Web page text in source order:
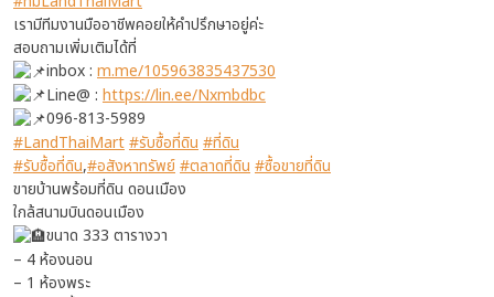
เรามีทีมงานมืออาชีพคอยให้คำปรึกษาอยู่ค่ะ
สอบถามเพิ่มเติมได้ที่
inbox : m.me/105963835437530
Line@ : https://lin.ee/Nxmbdbc
096-813-5989
#LandThaiMart#รับซื้อที่ดิน #ที่ดิน
#รับซื้อที่ดิน,#อสังหาทรัพย์#ตลาดที่ดิน #ซื้อขายที่ดิน
ขายบ้านพร้อมที่ดิน ดอนเมือง
ใกล้สนามบินดอนเมือง
ขนาด 333 ตารางวา
– 4 ห้องนอน
– 1 ห้องพระ